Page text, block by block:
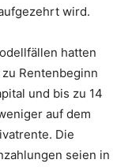
wird.
hatten
Rentenbeginn
und bis zu 14
auf dem
Die
seien in